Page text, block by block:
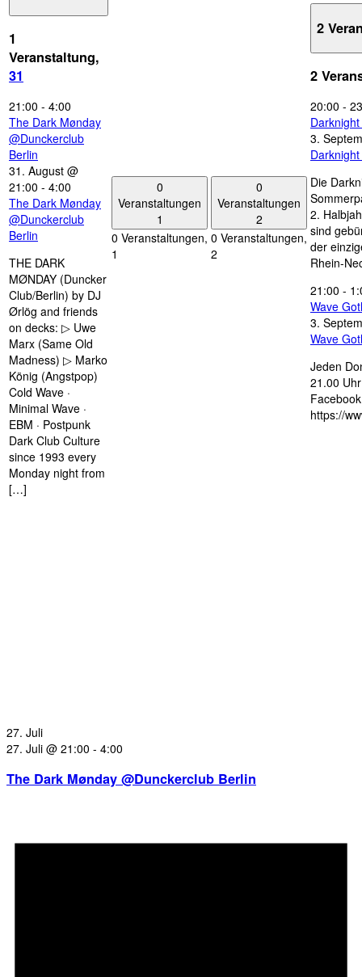
1
Veranstaltung,
31
21:00 - 4:00
The Dark Mønday
@Dunckerclub
Berlin
31. August @
21:00 - 4:00
The Dark Mønday
@Dunckerclub
Berlin
THE DARK
MØNDAY (Duncker
Club/Berlin) by DJ
Ørlög and friends
on decks: ▷ Uwe
Marx (Same Old
Madness) ▷ Marko
König (Angstpop)
Cold Wave ·
Minimal Wave ·
EBM · Postpunk
Dark Club Culture
since 1993 every
Monday night from
[…]
0
Veranstaltungen
1
0 Veranstaltungen,
1
0
Veranstaltungen
2
0 Veranstaltungen,
2
2
2
20:00 -
3.
Die
2.
sind
der
Rhein-
21:00 -
Wave
3.
Wave
Jeden
21.00
https://
27. Juli
27. Juli @ 21:00 - 4:00
The Dark Mønday @Dunckerclub Berlin